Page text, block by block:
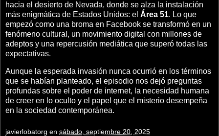
hacia el desierto de Nevada, donde se alza la instalación
más enigmática de Estados Unidos: el Área 51. Lo que
empezó como una broma en Facebook se transformó en un
fenómeno cultural, un movimiento digital con millones de
adeptos y una repercusión mediática que superó todas las
expectativas.
Aunque la esperada invasión nunca ocurrió en los términos
que se habían planteado, el episodio nos dejó preguntas
profundas sobre el poder de internet, la necesidad humana
de creer en lo oculto y el papel que el misterio desempeña
en la sociedad contemporánea.
javierlobatorg en sábado, septiembre 20, 2025